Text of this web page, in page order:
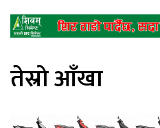
तेस्रो आँखा